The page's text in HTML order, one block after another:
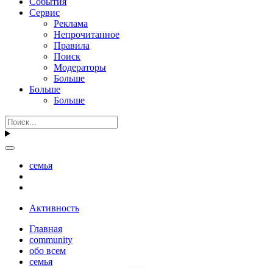
Сервис
Реклама
Непрочитанное
Правила
Поиск
Модераторы
Больше
Больше
Больше
семья
Активность
Главная
community
обо всем
семья